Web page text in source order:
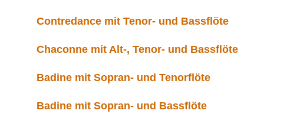
Contredance mit Tenor- und Bassflöte
Chaconne mit Alt-, Tenor- und Bassflöte
Badine mit Sopran- und Tenorflöte
Badine mit Sopran- und Bassflöte